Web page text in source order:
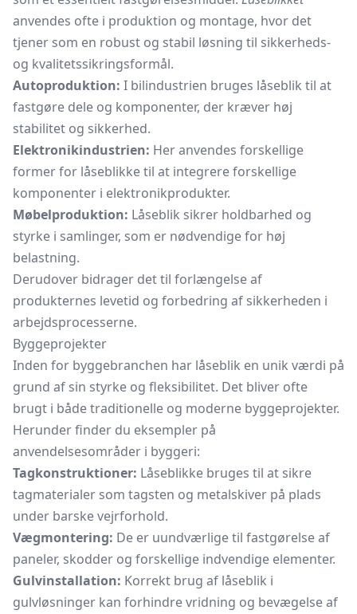
anvendes ofte i produktion og montage, hvor det
tjener som en robust og stabil løsning til sikkerheds-
og kvalitetssikringsformål.
Autoproduktion: I bilindustrien bruges låseblik til at
fastgøre dele og komponenter, der kræver høj
stabilitet og sikkerhed.
Elektronikindustrien: Her anvendes forskellige
former for låseblikke til at integrere forskellige
komponenter i elektronikprodukter.
Møbelproduktion: Låseblik sikrer holdbarhed og
styrke i samlinger, som er nødvendige for høj
belastning.
Derudover bidrager det til forlængelse af
produkternes levetid og forbedring af sikkerheden i
arbejdsprocesserne.
Byggeprojekter
Inden for byggebranchen har låseblik en unik værdi på
grund af sin styrke og fleksibilitet. Det bliver ofte
brugt i både traditionelle og moderne byggeprojekter.
Herunder finder du eksempler på
anvendelsesområder i byggeri:
Tagkonstruktioner: Låseblikke bruges til at sikre
tagmaterialer som tagsten og metalskiver på plads
under barske vejrforhold.
Vægmontering: De er uundværlige til fastgørelse af
paneler, skodder og forskellige indvendige elementer.
Gulvinstallation: Korrekt brug af låseblik i
gulvløsninger kan forhindre vridning og bevægelse af